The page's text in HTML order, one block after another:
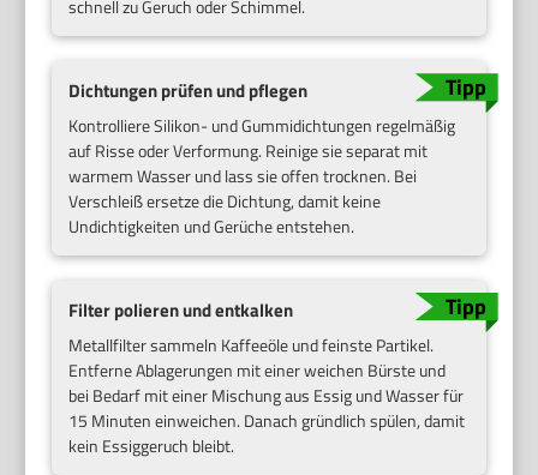
schnell zu Geruch oder Schimmel.
Dichtungen prüfen und pflegen
Kontrolliere Silikon- und Gummidichtungen regelmäßig
auf Risse oder Verformung. Reinige sie separat mit
warmem Wasser und lass sie offen trocknen. Bei
Verschleiß ersetze die Dichtung, damit keine
Undichtigkeiten und Gerüche entstehen.
Filter polieren und entkalken
Metallfilter sammeln Kaffeeöle und feinste Partikel.
Entferne Ablagerungen mit einer weichen Bürste und
bei Bedarf mit einer Mischung aus Essig und Wasser für
15 Minuten einweichen. Danach gründlich spülen, damit
kein Essiggeruch bleibt.